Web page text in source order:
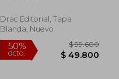
Drac Editorial, Tapa
Blanda, Nuevo